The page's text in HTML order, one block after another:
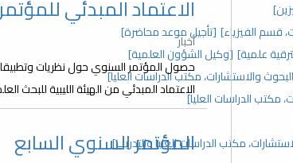
قسم الفيزياء] [تأجيل موعد محاضرة]
علمية] [وكيل الشؤون العلمية]
مكتب الدراسات العليا والتدريب]
الاعتماد المبدئي
أخبار
حصول المؤتمر السنوي حول نظريات
الاعتماد المبدئي من الهيئة الليبية
المؤتمر السنوي السابع